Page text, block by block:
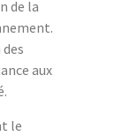
de la
aux
le